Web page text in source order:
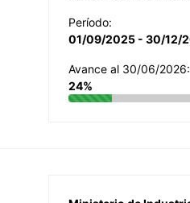
Período:
01/09/2025 - 30/12/
Avance al 30/06/2026:
24%